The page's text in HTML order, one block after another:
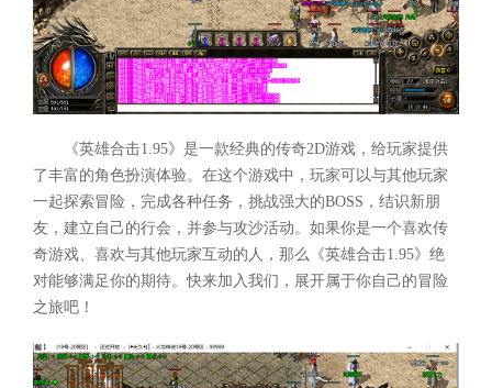
《英雄合击1.95》是一款经典的传奇2D游戏，给玩家提供
了丰富的角色扮演体验。在这个游戏中，玩家可以与其他玩家
一起探索冒险，完成各种任务，挑战强大的BOSS，结识新朋
友，建立自己的行会，并参与攻沙活动。如果你是一个喜欢传
奇游戏、喜欢与其他玩家互动的人，那么《英雄合击1.95》绝
对能够满足你的期待。快来加入我们，展开属于你自己的冒险
之旅吧！